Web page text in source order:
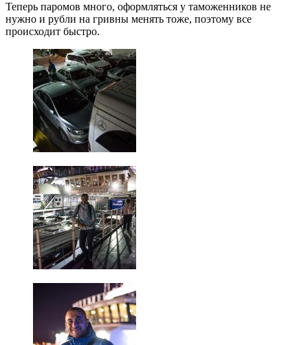
Теперь паромов много, оформляться у таможенников не
нужно и рубли на гривны менять тоже, поэтому все
происходит быстро.